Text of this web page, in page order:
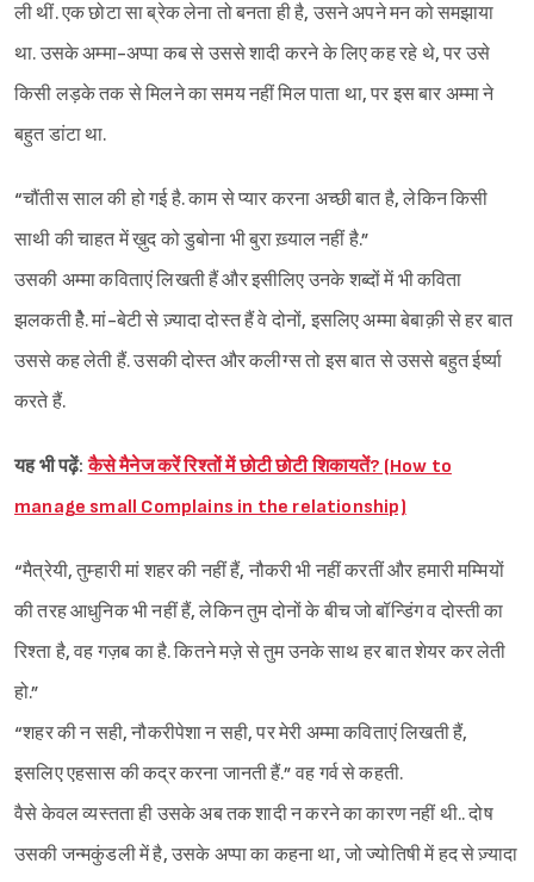
ली थीं. एक छोटा सा ब्रेक लेना तो बनता ही है, उसने अपने मन को समझाया
था. उसके अम्मा-अप्पा कब से उससे शादी करने के लिए कह रहे थे, पर उसे
किसी लड़के तक से मिलने का समय नहीं मिल पाता था, पर इस बार अम्मा ने
बहुत डांटा था.
“चौंतीस साल की हो गई है. काम से प्यार करना अच्छी बात है, लेकिन किसी
साथी की चाहत में ख़ुद को डुबोना भी बुरा ख़्याल नहीं है.”
उसकी अम्मा कविताएं लिखती हैं और इसीलिए उनके शब्दों में भी कविता
झलकती हैे. मां-बेटी से ज़्यादा दोस्त हैं वे दोनों, इसलिए अम्मा बेबाक़ी से हर बात
उससे कह लेती हैं. उसकी दोस्त और कलीग्स तो इस बात से उससे बहुत ईर्ष्या
करते हैं.
यह भी पढ़ें:कैसे मैनेज करें रिश्तों में छोटी छोटी शिकायतें? (How to
manage small Complains in the relationship)
“मैत्रेयी, तुम्हारी मां शहर की नहीं हैं, नौकरी भी नहीं करतीं और हमारी मम्मियों
की तरह आधुनिक भी नहीं हैं, लेकिन तुम दोनों के बीच जो बॉन्डिंग व दोस्ती का
रिश्ता है, वह गज़ब का है. कितने मज़े से तुम उनके साथ हर बात शेयर कर लेती
हो.”
“शहर की न सही, नौकरीपेशा न सही, पर मेरी अम्मा कविताएं लिखती हैं,
इसलिए एहसास की कद्र करना जानती हैं.” वह गर्व से कहती.
वैसे केवल व्यस्तता ही उसके अब तक शादी न करने का कारण नहीं थी.. दोष
उसकी जन्मकुंडली में है, उसके अप्पा का कहना था, जो ज्योतिषी में हद से ज़्यादा